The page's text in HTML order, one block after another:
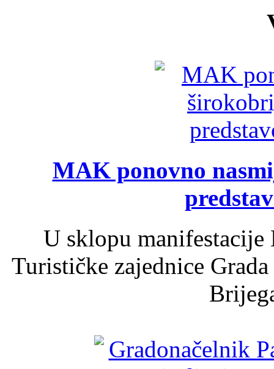
MAK ponovno
U sklopu
Turističke zajednice